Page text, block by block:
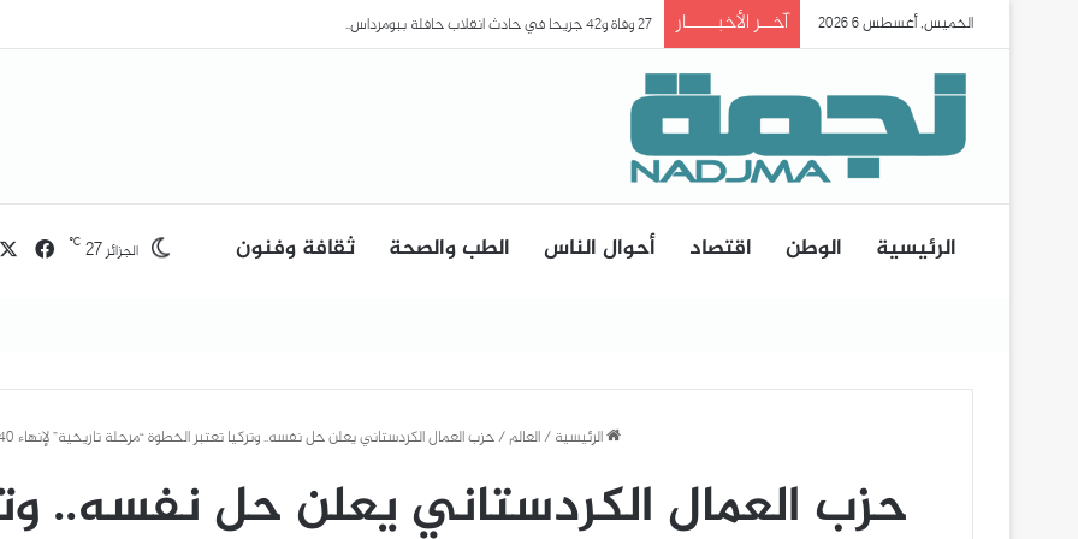
الخميس, أغسطس 6 2026 آخــر الأخبـــــار 27 وفاة و42 جريحا في حادث انقلاب حافلة ببومرداس..
الرئيسية الوطن اقتصاد أحوال الناس الطب والصحة ثقافة وفنون الجزائر27
℃
الرئيسية/العالم/حزب العمال الكردستاني يعلن حل نفسه.. وتركيا تعتبر الخطوة “مرحلة تاريخية” لإنهاء 40 عاما من النزاع
حزب العمال الكردستاني يعلن حل نفسه..